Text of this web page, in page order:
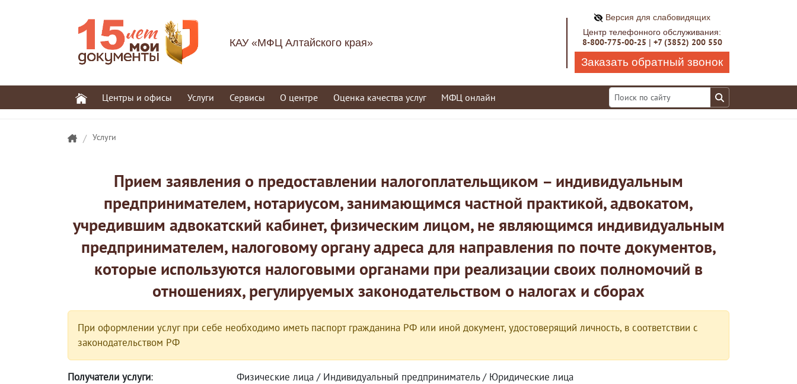
КАУ «МФЦ Алтайского края»
Версия для слабовидящих
Центр телефонного обслуживания:
8-800-775-00-25 | +7 (3852) 200 550
Заказать обратный звонок
Центры и офисы Услуги Сервисы О центре Оценка качества услуг МФЦ онлайн
/ Услуги
Прием заявления о предоставлении налогоплательщиком – индивидуальным
предпринимателем, нотариусом, занимающимся частной практикой, адвокатом,
учредившим адвокатский кабинет, физическим лицом, не являющимся индивидуальным
предпринимателем, налоговому органу адреса для направления по почте документов,
которые используются налоговыми органами при реализации своих полномочий в
отношениях, регулируемых законодательством о налогах и сборах
При оформлении услуг при себе необходимо иметь паспорт гражданина РФ или иной документ, удостоверящий личность, в соответствии с
законодательством РФ
Получатели услуги:
Физические лица / Индивидуальный предприниматель / Юридические лица